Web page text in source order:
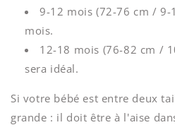
9-12 mois (72-76 cm / 9-
mois.
12-18 mois (76-82 cm /
sera idéal.
Si votre bébé est entre deux
grande : il doit être à l'aise